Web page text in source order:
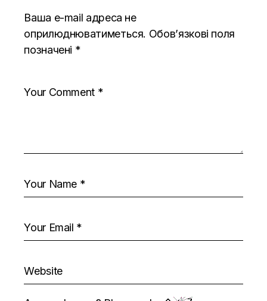
Ваша e-mail адреса не
оприлюднюватиметься. Обов’язкові поля
позначені *